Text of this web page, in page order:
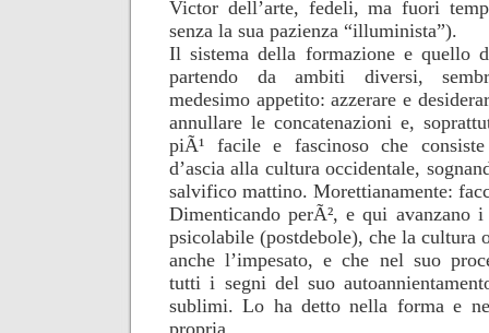
Victor dell’arte, fedeli, ma fuori
senza la sua pazienza “illuminista”).
Il sistema della formazione e quello
partendo da ambiti diversi,
medesimo appetito: azzerare e
annullare le concatenazioni e,
piÃ¹ facile e fascinoso che
d’ascia alla cultura occidentale,
salvifico mattino. Morettianamente:
Dimenticando perÃ², e qui avanzano
psicolabile (postdebole), che la cultura
anche l’impesato, e che nel suo
tutti i segni del suo
sublimi. Lo ha detto nella forma e
propria.